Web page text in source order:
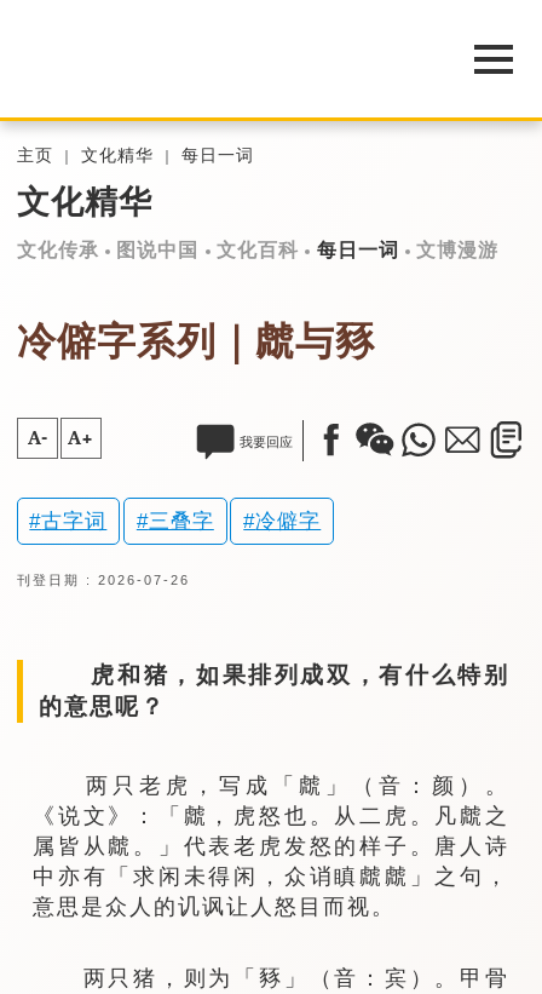
主页 文化精华 每日一词
文化精华
文化传承 图说中国 文化百科 每日一词 文博漫游
冷僻字系列｜虤与豩
A- A+ 我要回应
古字词 三叠字 冷僻字
刊登日期 : 2026-07-26
虎和猪，如果排列成双，有什么特别
的意思呢？
两只老虎，写成「虤」（音：颜）。
《说文》：「虤，虎怒也。从二虎。凡虤之
属皆从虤。」代表老虎发怒的样子。唐人诗
中亦有「求闲未得闲，众诮瞋虤虤」之句，
意思是众人的讥讽让人怒目而视。
两只猪，则为「豩」（音：宾）。甲骨